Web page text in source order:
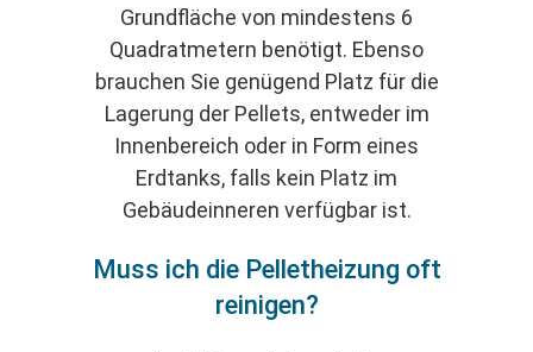
Grundfläche von mindestens 6
Quadratmetern benötigt. Ebenso
brauchen Sie genügend Platz für die
Lagerung der Pellets, entweder im
Innenbereich oder in Form eines
Erdtanks, falls kein Platz im
Gebäudeinneren verfügbar ist.
Muss ich die Pelletheizung oft
reinigen?